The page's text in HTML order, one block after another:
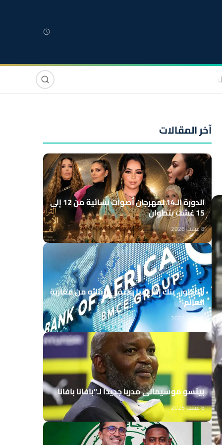
صوت وصورة
آخر المقالات
الدورة الـ14 لمهرجان أصوات نسائية من 12 إلى
15 غشت بتطوان
8 غشت 2026
الناظور.. بنك إفريقيا يحتفي بزبنائه من مغاربة
العالم
8 غشت 2026
بيتسو موسيماني مدربا جديدا لـ"بافانا بافانا
8 غشت 2026